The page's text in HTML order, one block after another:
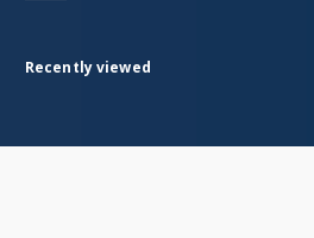
Recently viewed